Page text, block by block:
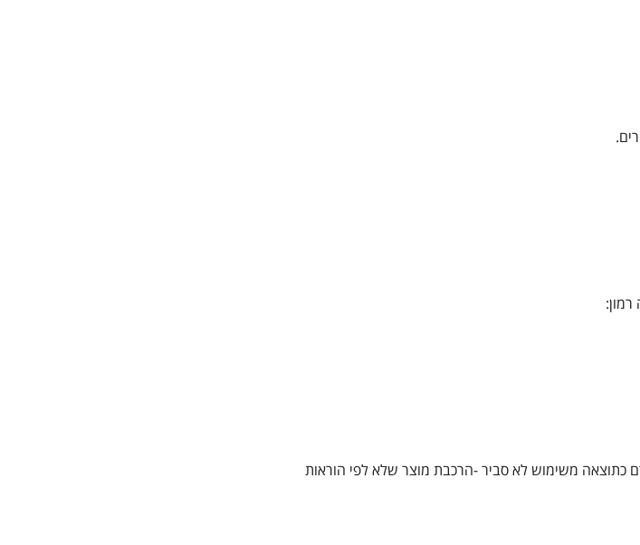
כתוצאה משימוש לא סביר -הרכבת מוצר שלא לפי הוראות